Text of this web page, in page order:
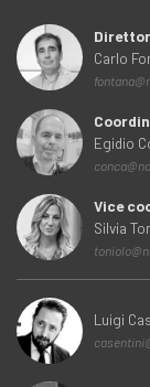
Carlo
Egidio
Vice
Silvia
Luigi